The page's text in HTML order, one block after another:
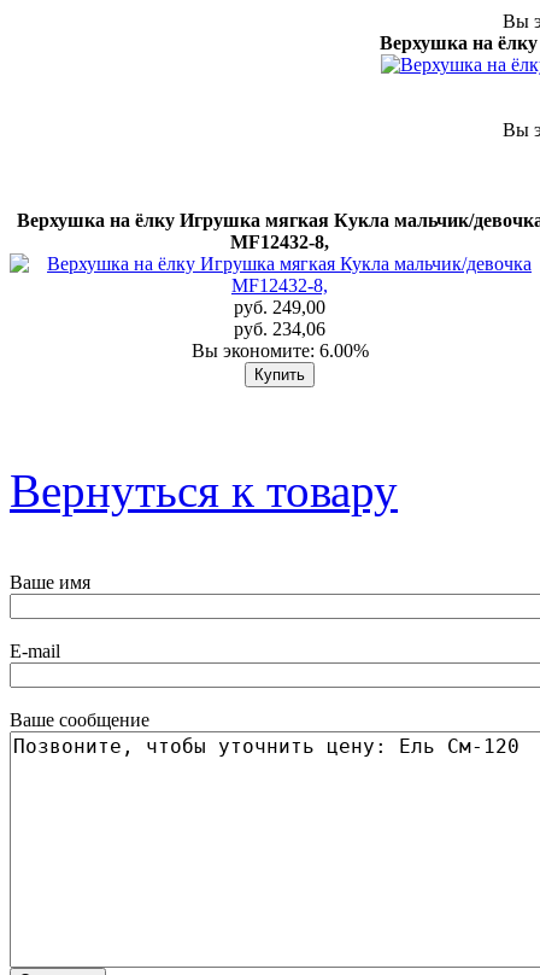
Вы
Верхушка на ёлку
Вы
Верхушка на ёлку Игрушка мягкая Кукла мальчик/
MF12432-8,
руб. 249,00
руб. 234,06
Вы экономите: 6.00%
Вернуться к товару
Ваше имя
E-mail
Ваше сообщение